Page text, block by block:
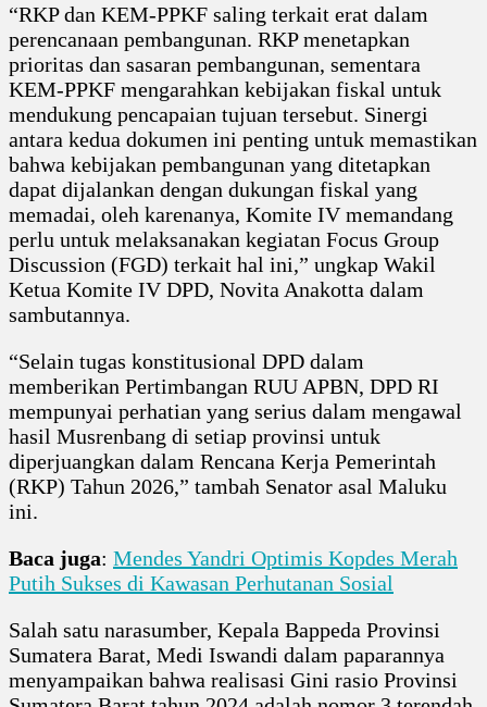
“RKP dan KEM-PPKF saling terkait erat dalam
perencanaan pembangunan. RKP menetapkan
prioritas dan sasaran pembangunan, sementara
KEM-PPKF mengarahkan kebijakan fiskal untuk
mendukung pencapaian tujuan tersebut. Sinergi
antara kedua dokumen ini penting untuk memastikan
bahwa kebijakan pembangunan yang ditetapkan
dapat dijalankan dengan dukungan fiskal yang
memadai, oleh karenanya, Komite IV memandang
perlu untuk melaksanakan kegiatan Focus Group
Discussion (FGD) terkait hal ini,” ungkap Wakil
Ketua Komite IV DPD, Novita Anakotta dalam
sambutannya.
“Selain tugas konstitusional DPD dalam
memberikan Pertimbangan RUU APBN, DPD RI
mempunyai perhatian yang serius dalam mengawal
hasil Musrenbang di setiap provinsi untuk
diperjuangkan dalam Rencana Kerja Pemerintah
(RKP) Tahun 2026,” tambah Senator asal Maluku
ini.
Baca juga: Mendes Yandri Optimis Kopdes Merah
Putih Sukses di Kawasan Perhutanan Sosial
Salah satu narasumber, Kepala Bappeda Provinsi
Sumatera Barat, Medi Iswandi dalam paparannya
menyampaikan bahwa realisasi Gini rasio Provinsi